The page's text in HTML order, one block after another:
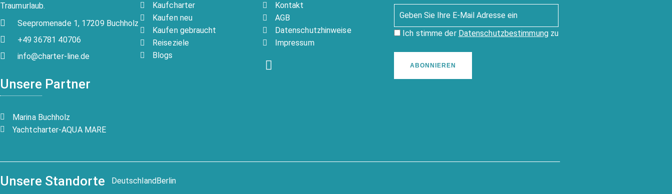
Traumurlaub.
Seepromenade 1, 17209 Buchholz
+49 36781 40706
info@charter-line.de
Unsere Partner
Marina Buchholz
Yachtcharter-AQUA MARE
Kaufcharter
Kaufen neu
Kaufen gebraucht
Reiseziele
Blogs
Kontakt
AGB
Datenschutzhinweise
Impressum
Ich stimme der Datenschutzbestimmungzu
ABONNIEREN
Unsere Standorte DeutschlandBerlin